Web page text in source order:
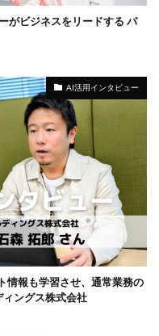
がビジネスをリードする パ
AI活用インタビュー
情報も学習させ、通常業務の
ングス株式会社